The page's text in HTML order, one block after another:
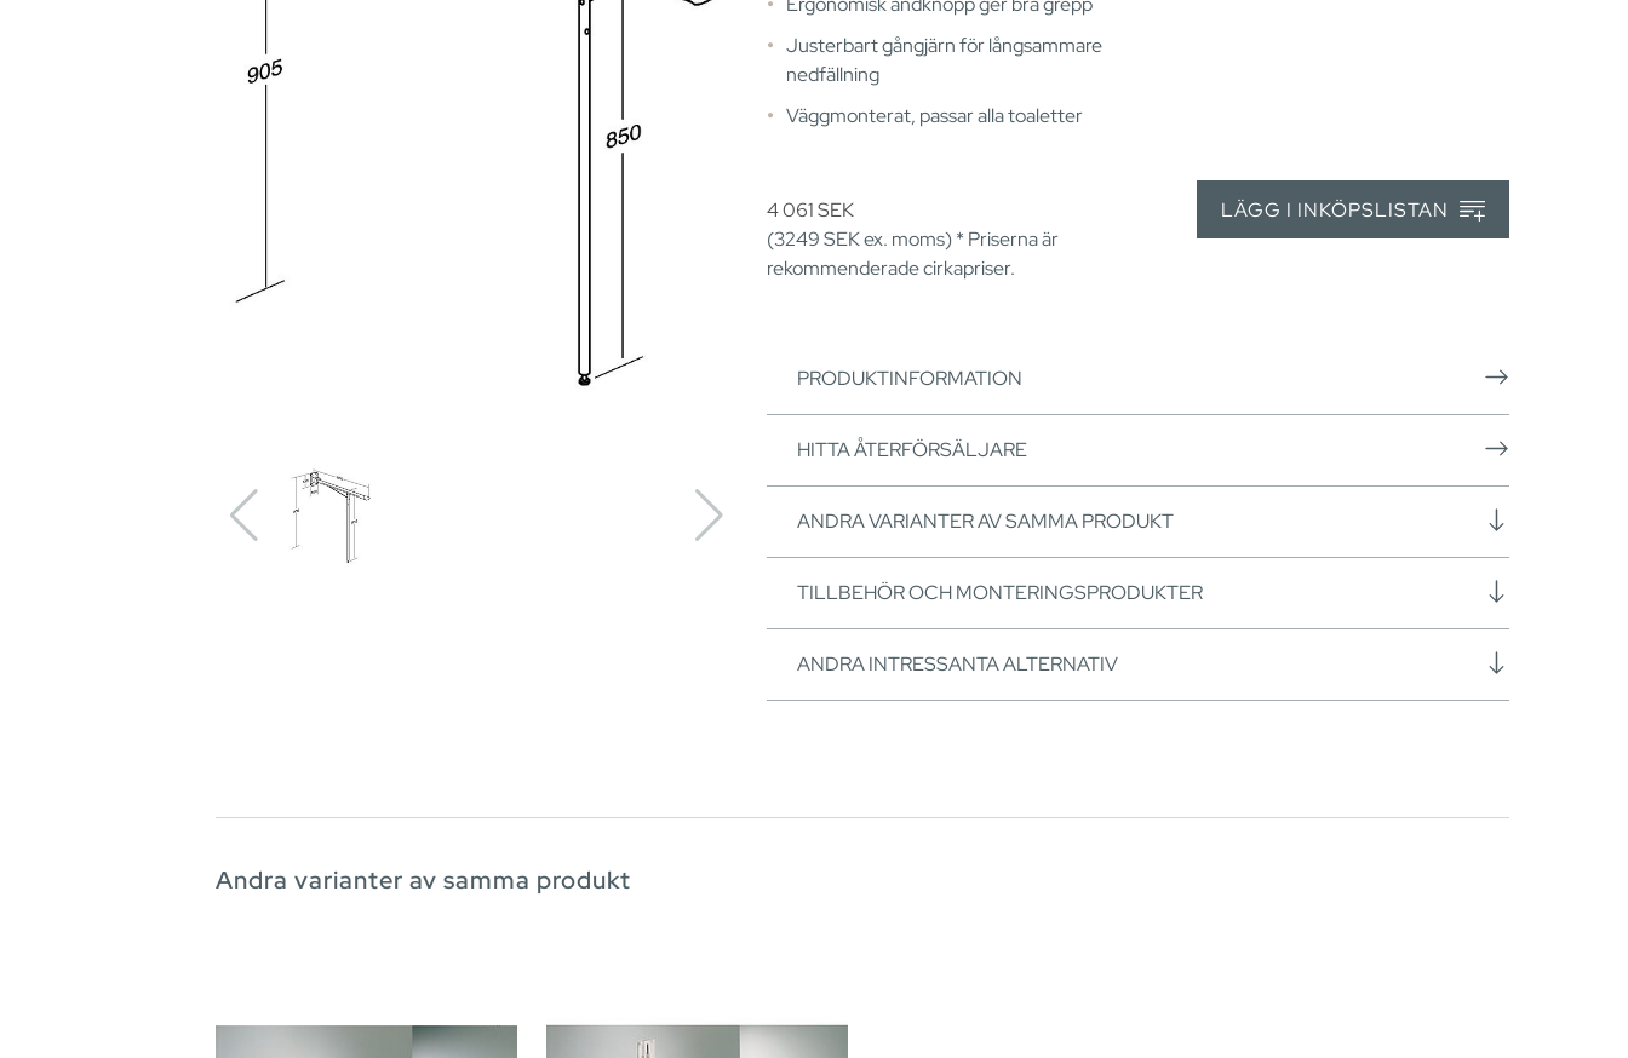
Justerbart gångjärn för långsammare
nedfällning
Väggmonterat, passar alla toaletter
4 061SEK
(3249SEKex. moms) * Priserna är
rekommenderade cirkapriser.
LÄGG I INKÖPSLISTAN
PRODUKTINFORMATION
HITTA ÅTERFÖRSÄLJARE
ANDRA VARIANTER AV SAMMA PRODUKT
TILLBEHÖR OCH MONTERINGSPRODUKTER
ANDRA INTRESSANTA ALTERNATIV
Andra varianter av samma produkt